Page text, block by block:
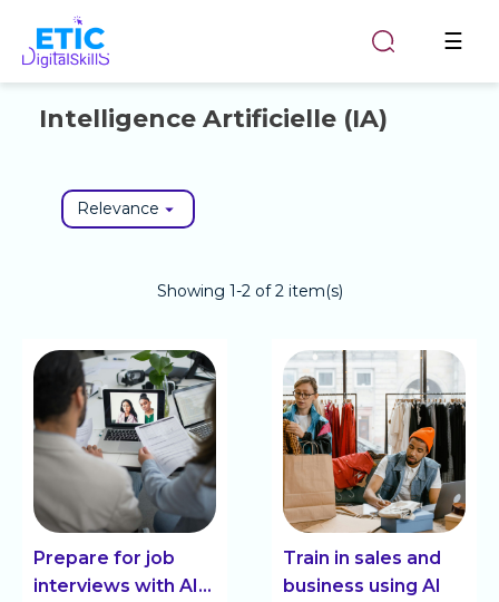
☰
Intelligence Artificielle (IA)
Relevance 
Showing 1-2 of 2 item(s)
Prepare for job
interviews with AI
Train in sales and
business using AI